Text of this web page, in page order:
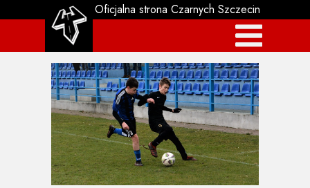
Oficjalna strona Czarnych Szczecin